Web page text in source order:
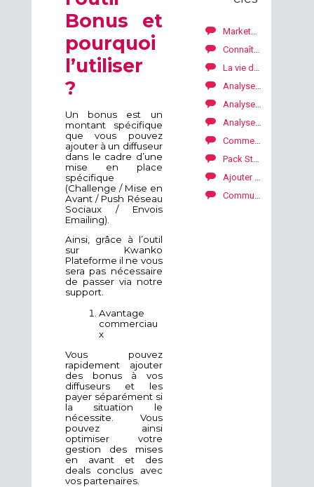
Bonus et
pourquoi
l’utiliser
?
Un bonus est un
montant spécifique
que vous pouvez
ajouter à un diffuseur
dans le cadre d’une
mise en place
spécifique
(Challenge / Mise en
Avant / Push Réseau
Sociaux / Envois
Emailing).
Ainsi, grâce à l’outil
sur Kwanko
Plateforme il ne vous
sera pas nécessaire
de passer via notre
support.
Avantage
commerciau
x
Vous pouvez
rapidement ajouter
des bonus à vos
diffuseurs et les
payer séparément si
la situation le
nécessite. Vous
pouvez ainsi
optimiser votre
gestion des mises
en avant et des
deals conclus avec
vos partenaires.
Marketplace : comment explorer les offres de nos diffuseurs ?
Connaître les supports les plus utilisés pour optimiser la diffusion
Analyser vos performances par diffuseur et typologie
Analyser vos performances par diffuseur et par support
Analyser vos perfomances par objets de tracking
Comment fonctionnent les supports ?
Pack Starter pour lancer votre programme SKALE with Kwanko